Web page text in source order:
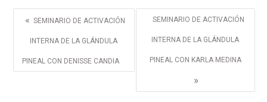
« SEMINARIO DE ACTIVACIÓN
INTERNA DE LA GLÁNDULA
PINEAL CON DENISSE CANDIA
SEMINARIO DE ACTIVACIÓN
INTERNA DE LA GLÁNDULA
PINEAL CON KARLA MEDINA
»